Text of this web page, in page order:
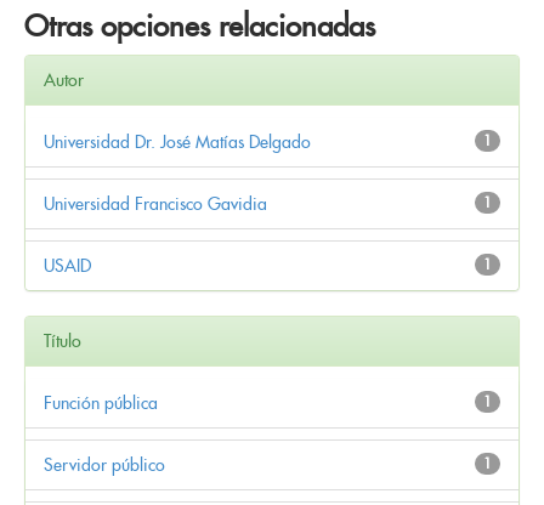
Otras opciones relacionadas
Autor
1
Universidad Dr. José Matías Delgado
1
Universidad Francisco Gavidia
1
USAID
Título
1
Función pública
1
Servidor público